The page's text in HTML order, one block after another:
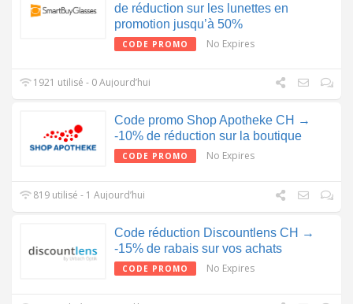
de réduction sur les lunettes en
promotion jusqu’à 50%
CODE PROMO No Expires
1921 utilisé - 0 Aujourd’hui
Code promo Shop Apotheke CH →
-10% de réduction sur la boutique
CODE PROMO No Expires
819 utilisé - 1 Aujourd’hui
Code réduction Discountlens CH →
-15% de rabais sur vos achats
CODE PROMO No Expires